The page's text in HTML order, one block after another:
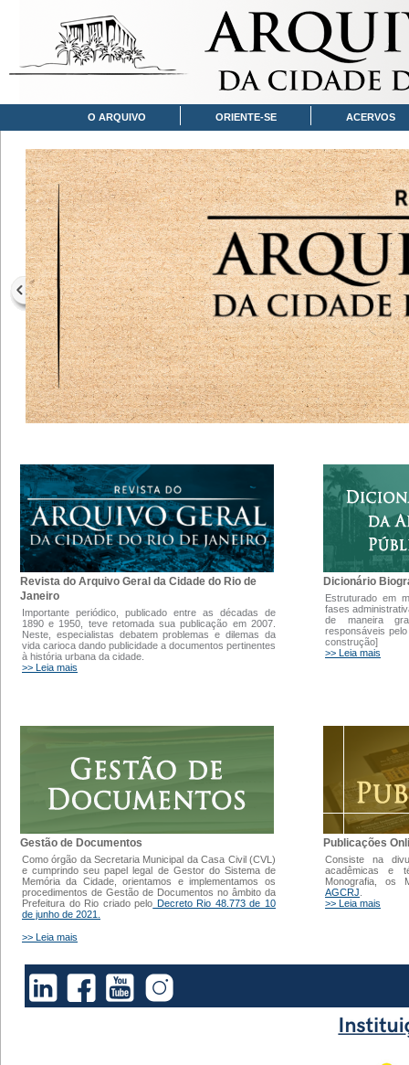
O ARQUIVO ORIENTE-SE ACERVOS
Revista do Arquivo Geral da Cidade do Rio de
Janeiro
Importante periódico, publicado entre as décadas de
1890 e 1950, teve retomada sua publicação em 2007.
Neste, especialistas debatem problemas e dilemas da
vida carioca dando publicidade a documentos pertinentes
à história urbana da cidade.
>> Leia mais
Dicionário
Estruturado em
fases
de maneira
responsáveis
construção]
>> Leia mais
Gestão de Documentos
Como órgão da Secretaria Municipal da Casa Civil (CVL)
e cumprindo seu papel legal de Gestor do Sistema de
Memória da Cidade, orientamos e implementamos os
procedimentos de Gestão de Documentos no âmbito da
Prefeitura do Rio criado pelo Decreto Rio 48.773 de 10
de junho de 2021.
>> Leia mais
Publicações
Consiste na
acadêmicas e
Monografia, os
AGCRJ
>> Leia mais